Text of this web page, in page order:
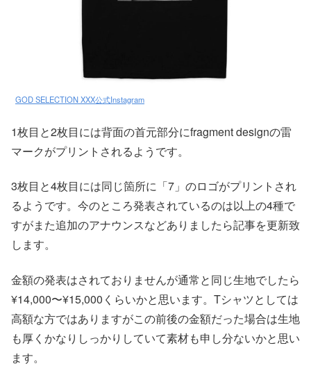
GOD SELECTION XXX公式Instagram
1枚目と2枚目には背面の首元部分にfragment designの雷
マークがプリントされるようです。
3枚目と4枚目には同じ箇所に「7」のロゴがプリントされ
るようです。今のところ発表されているのは以上の4種で
すがまた追加のアナウンスなどありましたら記事を更新致
します。
金額の発表はされておりませんが通常と同じ生地でしたら
¥14,000〜¥15,000くらいかと思います。Tシャツとしては
高額な方ではありますがこの前後の金額だった場合は生地
も厚くかなりしっかりしていて素材も申し分ないかと思い
ます。